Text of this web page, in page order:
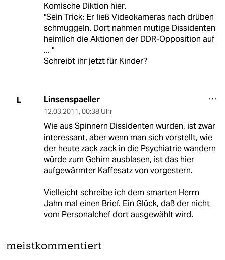
Komische Diktion hier.
"Sein Trick: Er ließ Videokameras nach drüben
schmuggeln. Dort nahmen mutige Dissidenten
heimlich die Aktionen der DDR-Opposition auf
... "
Schreibt ihr jetzt für Kinder?
L Linsenspaeller
12.03.2011, 00:38 Uhr
Wie aus Spinnern Dissidenten wurden, ist zwar
interessant, aber wenn man sich vorstellt, wie
der heute zack zack in die Psychiatrie wandern
würde zum Gehirn ausblasen, ist das hier
aufgewärmter Kaffesatz von vorgestern.
Vielleicht schreibe ich dem smarten Herrn
Jahn mal einen Brief. Ein Glück, daß der nicht
vom Personalchef dort ausgewählt wird.
meistkommentiert